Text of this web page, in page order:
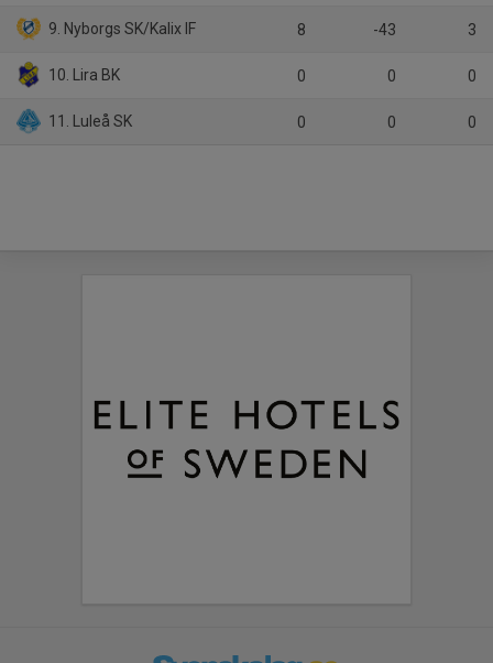
9. Nyborgs SK/Kalix IF 8 -43 3
10. Lira BK 0 0 0
11. Luleå SK 0 0 0